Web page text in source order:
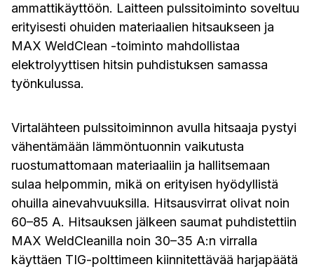
ammattikäyttöön. Laitteen pulssitoiminto soveltuu
erityisesti ohuiden materiaalien hitsaukseen ja
MAX WeldClean -toiminto mahdollistaa
elektrolyyttisen hitsin puhdistuksen samassa
työnkulussa.
Virtalähteen pulssitoiminnon avulla hitsaaja pystyi
vähentämään lämmöntuonnin vaikutusta
ruostumattomaan materiaaliin ja hallitsemaan
sulaa helpommin, mikä on erityisen hyödyllistä
ohuilla ainevahvuuksilla. Hitsausvirrat olivat noin
60–85 A. Hitsauksen jälkeen saumat puhdistettiin
MAX WeldCleanilla noin 30–35 A:n virralla
käyttäen TIG-polttimeen kiinnitettävää harjapäätä